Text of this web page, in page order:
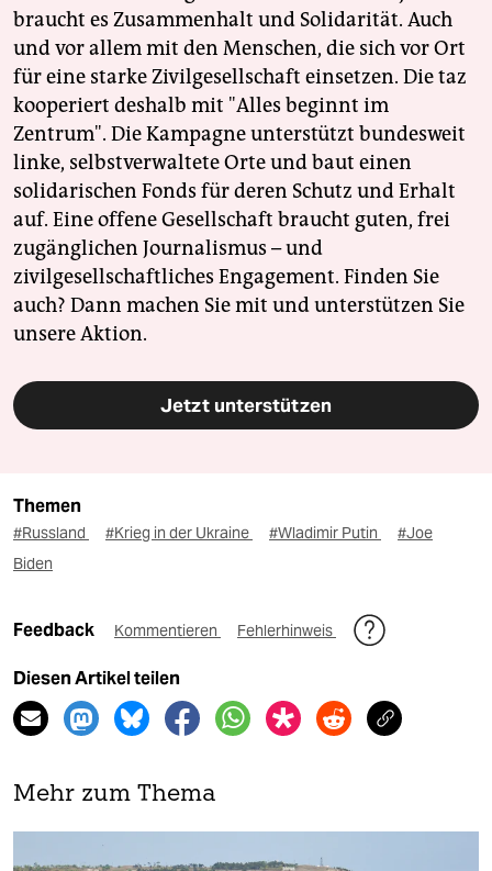
braucht es Zusammenhalt und Solidarität. Auch
und vor allem mit den Menschen, die sich vor Ort
für eine starke Zivilgesellschaft einsetzen. Die taz
kooperiert deshalb mit "Alles beginnt im
Zentrum". Die Kampagne unterstützt bundesweit
linke, selbstverwaltete Orte und baut einen
solidarischen Fonds für deren Schutz und Erhalt
auf. Eine offene Gesellschaft braucht guten, frei
zugänglichen Journalismus – und
zivilgesellschaftliches Engagement. Finden Sie
auch? Dann machen Sie mit und unterstützen Sie
unsere Aktion.
Jetzt unterstützen
Themen
#Russland #Krieg in der Ukraine #Wladimir Putin
#Joe
Biden
Feedback Kommentieren Fehlerhinweis
Diesen Artikel teilen
Mehr zum Thema